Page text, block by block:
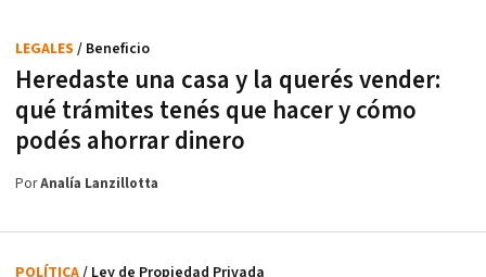
Heredaste una casa y la querés vender:
qué trámites tenés que hacer y cómo
podés ahorrar dinero
LEGALES / Beneficio
PorAnalía Lanzillotta
POLÍTICA/ Ley de Propiedad Privada